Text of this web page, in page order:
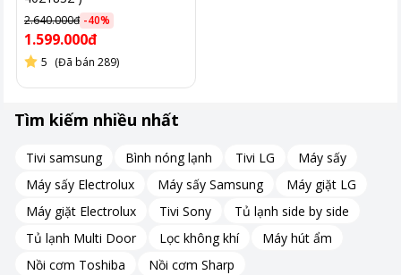
Thiết kế này không chỉ mang lại sự tiện lợi trong sử dụng mà
còn tô điểm thêm vẻ hiện đại cho không gian bếp của bạn.
Nấu an toàn
Mặt kính ceramic có khả năng chống sốc nhiệt lên đến 900 độ,
2.640.000đ -40%
1.599.000đ
5 (Đã bán 289)
Tìm kiếm nhiều nhất
Tivi samsung Bình nóng lạnh Tivi LG
Máy sấy
Máy sấy Electrolux
Máy sấy Samsung
Máy giặt LG
Máy giặt Electrolux
Tivi Sony
Tủ lạnh side by side
Tủ lạnh Multi Door
Lọc không khí
Máy hút ẩm
Nồi cơm Toshiba
Nồi cơm Sharp